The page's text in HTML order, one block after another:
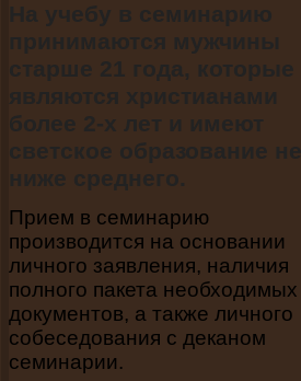
На учебу в семинарию
принимаются мужчины
старше 21 года, которые
являются христианами
более 2-х лет и имеют
светское образование не
ниже среднего.
Прием в семинарию
производится на основании
личного заявления, наличия
полного пакета необходимых
документов, а также личного
собеседования с деканом
семинарии.